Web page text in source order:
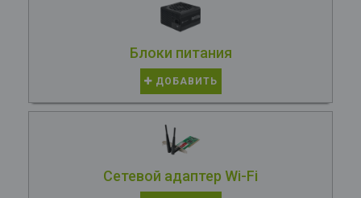
Блоки питания
ДОБАВИТЬ
Сетевой адаптер Wi-Fi